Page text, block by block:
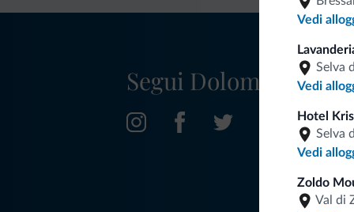
Vedi
Selva
Vedi
Hotel
Selva
Vedi
Zoldo
Val di
Segui Dolomiti.it